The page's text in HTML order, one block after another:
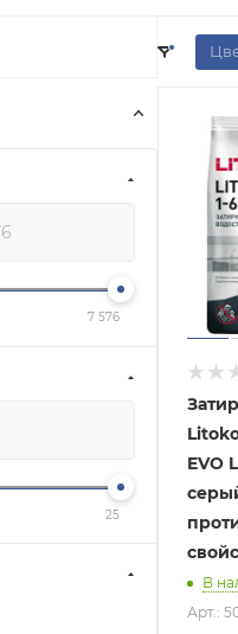
EVO
В
Арт.:
7 576
25